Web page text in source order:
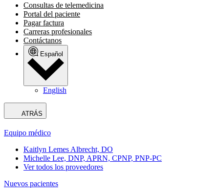
Consultas de telemedicina
Portal del paciente
Pagar factura
Carreras profesionales
Contáctanos
Español
English
ATRÁS
Equipo médico
Kaitlyn Lemes Albrecht, DO
Michelle Lee, DNP, APRN, CPNP, PNP-PC
Ver todos los proveedores
Nuevos pacientes